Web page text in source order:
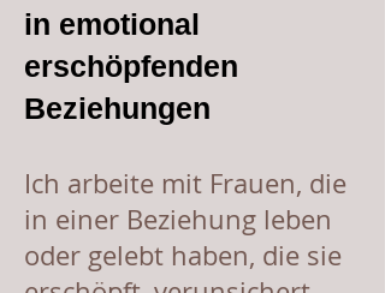
in emotional
erschöpfenden
Beziehungen
Ich arbeite mit Frauen, die
in einer Beziehung leben
oder gelebt haben, die sie